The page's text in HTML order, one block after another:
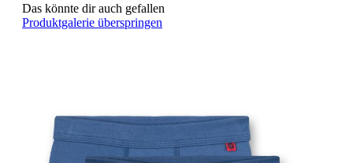
Das könnte dir auch gefallen
Produktgalerie überspringen